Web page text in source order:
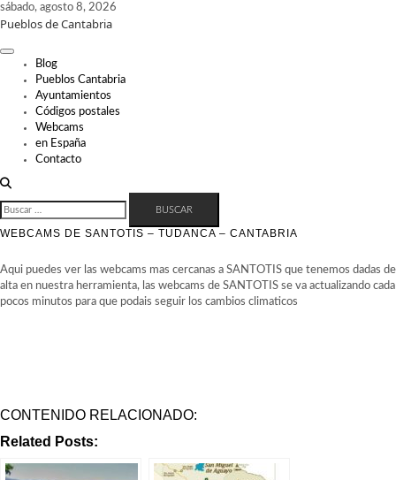
Skip
to
sábado, agosto 8, 2026
Pueblos de Cantabria
Blog
Pueblos Cantabria
Ayuntamientos
Códigos postales
Webcams
en España
Contacto
BUSCAR:
WEBCAMS DE SANTOTIS – TUDANCA – CANTABRIA
Aqui puedes ver las webcams mas cercanas a SANTOTIS que tenemos dadas de
alta en nuestra herramienta, las webcams de SANTOTIS se va actualizando cada
pocos minutos para que podais seguir los cambios climaticos
CONTENIDO RELACIONADO:
Related Posts: